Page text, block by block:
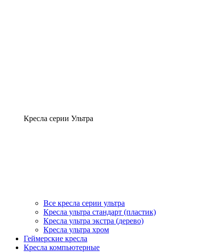
Кресла серии Ультра
Все кресла серии ультра
Кресла ультра стандарт (пластик)
Кресла ультра экстра (дерево)
Кресла ультра хром
Геймерские кресла
Кресла компьютерные